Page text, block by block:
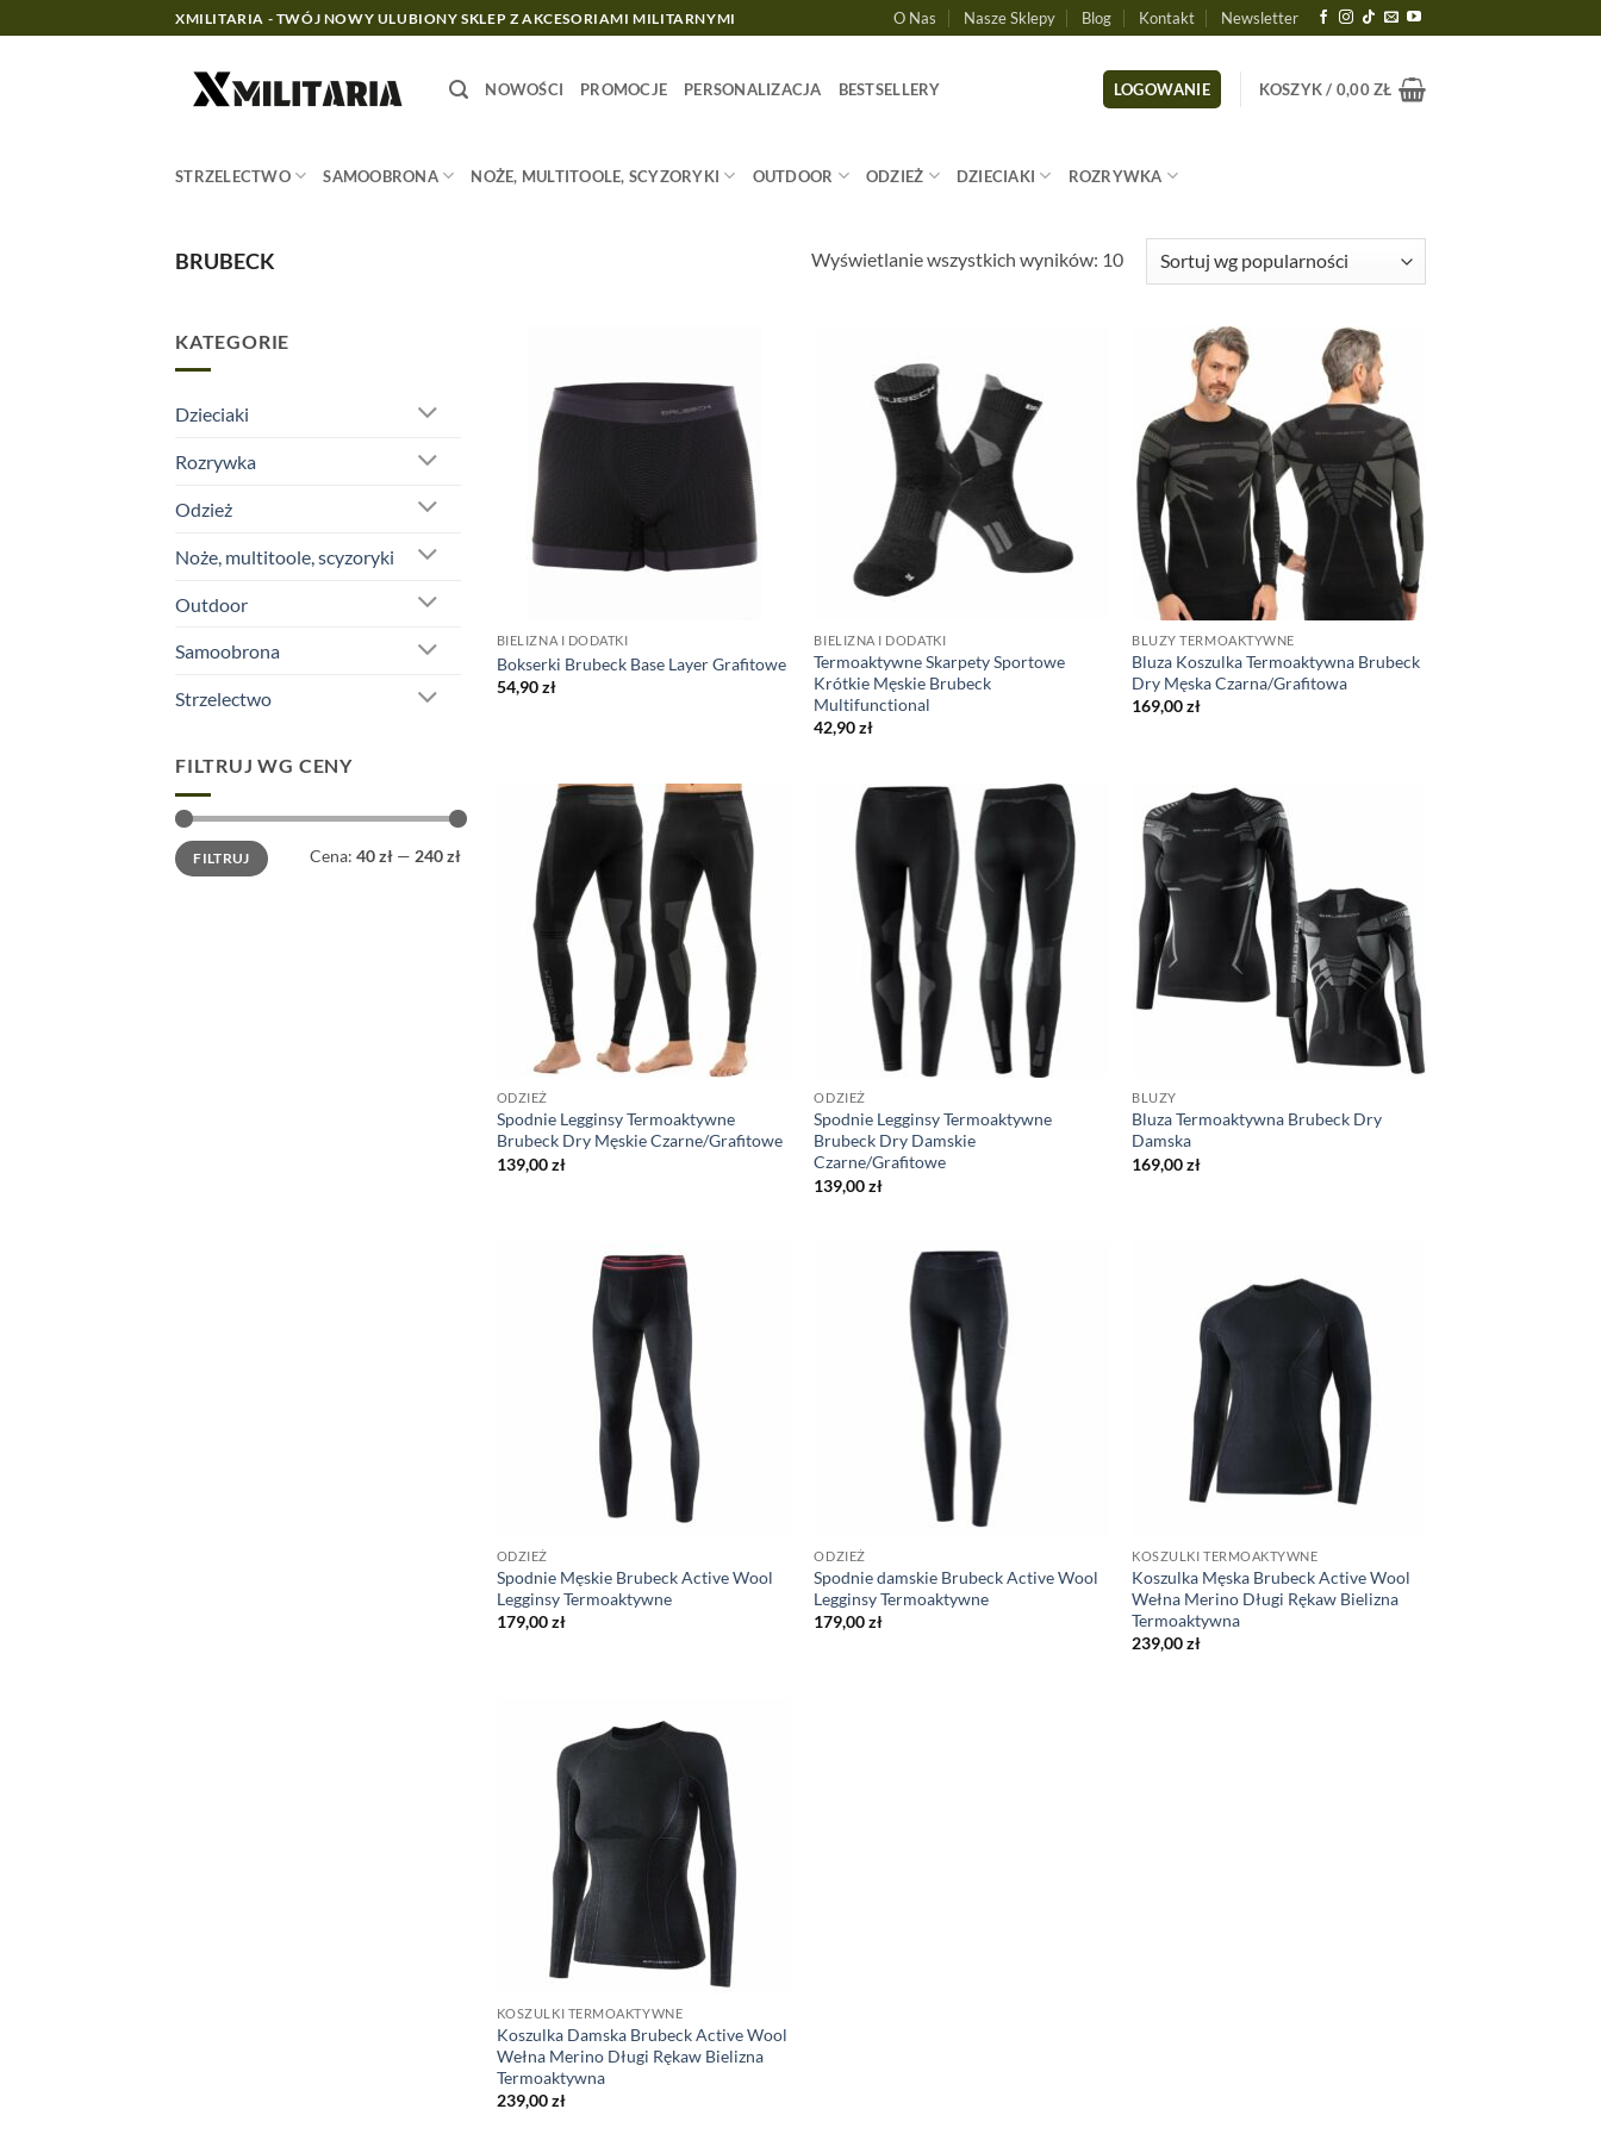
do
XMILITARIA - TWÓJ NOWY ULUBIONY SKLEP Z AKCESORIAMI MILITARNYMI O Nas Nasze Sklepy Blog Kontakt Newsletter
NOWOŚCI PROMOCJE PERSONALIZACJA BESTSELLERY LOGOWANIE KOSZYK / 0,00ZŁ
STRZELECTWO SAMOOBRONA NOŻE, MULTITOOLE, SCYZORYKI OUTDOOR ODZIEŻ DZIECIAKI ROZRYWKA
BRUBECK Wyświetlanie wszystkich wyników: 10Posortowane
według
KATEGORIE
Dzieciaki
Rozrywka
Odzież
Noże, multitoole, scyzoryki
Outdoor
Samoobrona
Strzelectwo
FILTRUJ WG CENY
Cena
min
Cena
maxFILTRUJ Cena: 40 zł — 240 zł
BIELIZNA I DODATKI
Bokserki Brubeck Base Layer Grafitowe
54,90zł
BIELIZNA I DODATKI
Termoaktywne Skarpety Sportowe
Krótkie Męskie Brubeck
Multifunctional
42,90zł
BLUZY TERMOAKTYWNE
Bluza Koszulka Termoaktywna Brubeck
Dry Męska Czarna/Grafitowa
169,00zł
ODZIEŻ
Spodnie Legginsy Termoaktywne
Brubeck Dry Męskie Czarne/Grafitowe
139,00zł
ODZIEŻ
Spodnie Legginsy Termoaktywne
Brubeck Dry Damskie
Czarne/Grafitowe
139,00zł
BLUZY
Bluza Termoaktywna Brubeck Dry
Damska
169,00zł
ODZIEŻ
Spodnie Męskie Brubeck Active Wool
Legginsy Termoaktywne
179,00zł
ODZIEŻ
Spodnie damskie Brubeck Active Wool
Legginsy Termoaktywne
179,00zł
KOSZULKI TERMOAKTYWNE
Koszulka Męska Brubeck Active Wool
Wełna Merino Długi Rękaw Bielizna
Termoaktywna
239,00zł
KOSZULKI TERMOAKTYWNE
Koszulka Damska Brubeck Active Wool
Wełna Merino Długi Rękaw Bielizna
Termoaktywna
239,00zł